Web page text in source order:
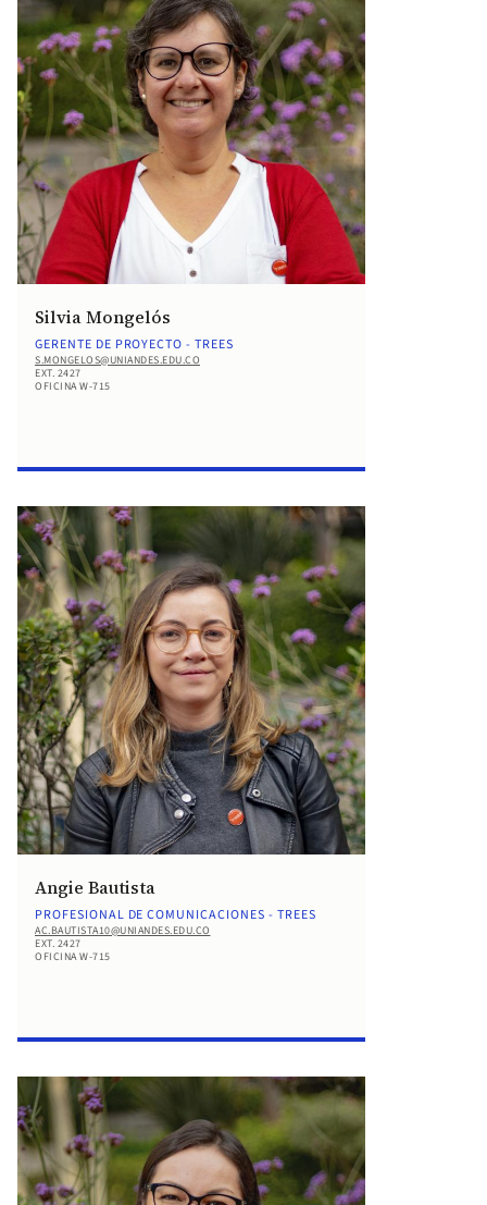
Silvia Mongelós
GERENTE DE PROYECTO - TREES
S.MONGELOS@UNIANDES.EDU.CO
EXT. 2427
OFICINA W-715
Angie Bautista
PROFESIONAL DE COMUNICACIONES - TREES
AC.BAUTISTA10@UNIANDES.EDU.CO
EXT. 2427
OFICINA W-715